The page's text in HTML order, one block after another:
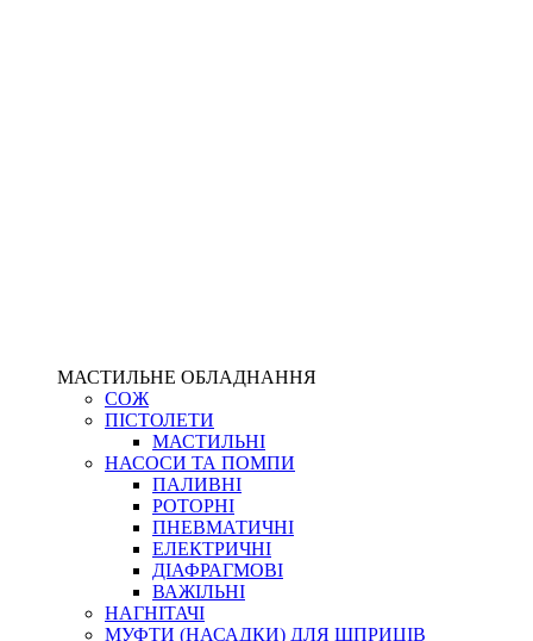
МАСТИЛЬНЕ ОБЛАДНАННЯ
СОЖ
ПІСТОЛЕТИ
МАСТИЛЬНІ
НАСОСИ ТА ПОМПИ
ПАЛИВНІ
РОТОРНІ
ПНЕВМАТИЧНІ
ЕЛЕКТРИЧНІ
ДІАФРАГМОВІ
ВАЖІЛЬНІ
НАГНІТАЧІ
МУФТИ (НАСАДКИ) ДЛЯ ШПРИЦІВ